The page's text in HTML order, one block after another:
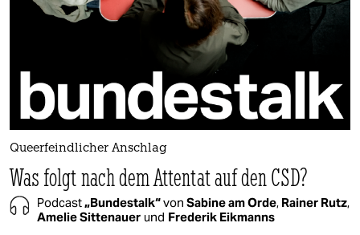
Queerfeindlicher Anschlag
Was folgt nach dem Attentat auf den CSD?
Podcast„Bundestalk“von Sabine am Orde, Rainer Rutz,
Amelie Sittenauer und Frederik Eikmanns